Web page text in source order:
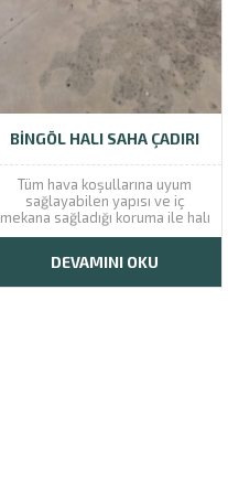
BINGÖL HALI SAHA ÇADIRI
Tüm hava koşullarına uyum
sağlayabilen yapısı ve iç
mekana sağladığı koruma ile halı
saha çadırlarını kullanım
yüksek konfor elde edeceksiniz.
Bingöl halı saha çadırı fiyatları,
DEVAMINI OKU